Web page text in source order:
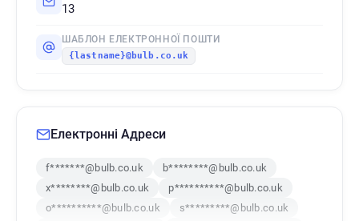
13
ШАБЛОН ЕЛЕКТРОННОЇ ПОШТИ
{lastname}@bulb.co.uk
Електронні Адреси
f*******@bulb.co.uk
b********@bulb.co.uk
x********@bulb.co.uk
p**********@bulb.co.uk
o**********@bulb.co.uk
s*********@bulb.co.uk